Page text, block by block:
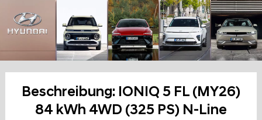
Beschreibung: IONIQ 5 FL (MY26)
84 kWh 4WD (325 PS) N-Line